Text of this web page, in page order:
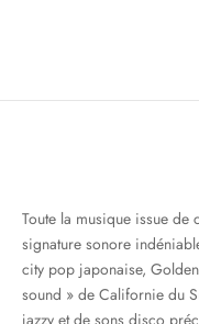
Toute la musique issue de
signature sonore
city pop japonaise,
sound » de Californie du